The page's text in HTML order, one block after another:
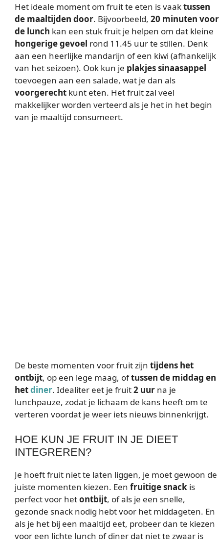
Het ideale moment om fruit te eten is vaaktussen
de maaltijden door. Bijvoorbeeld, 20 minuten voor
de lunch kan een stuk fruit je helpen om dat kleine
hongerige gevoel rond 11.45 uur te stillen. Denk
aan een heerlijke mandarijn of een kiwi (afhankelijk
van het seizoen). Ook kun je plakjes sinaasappel
toevoegen aan een salade, wat je dan als
voorgerecht kunt eten. Het fruit zal veel
makkelijker worden verteerd als je het in het begin
van je maaltijd consumeert.
De beste momenten voor fruit zijn tijdens het
ontbijt, op een lege maag, oftussen de middag en
hetdiner. Idealiter eet je fruit2 uur na je
lunchpauze, zodat je lichaam de kans heeft om te
verteren voordat je weer iets nieuws binnenkrijgt.
HOE KUN JE FRUIT IN JE DIEET
INTEGREREN?
Je hoeft fruit niet te laten liggen, je moet gewoon de
juiste momenten kiezen. Een fruitige snack is
perfect voor hetontbijt, of als je een snelle,
gezonde snack nodig hebt voor het middageten. En
als je het bij een maaltijd eet, probeer dan te kiezen
voor een lichte lunch of diner dat niet te zwaar is